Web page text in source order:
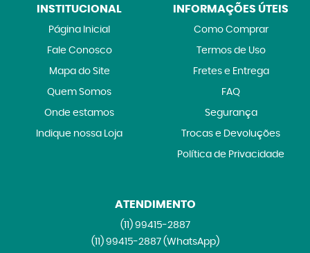
INSTITUCIONAL
Página Inicial
Fale Conosco
Mapa do Site
Quem Somos
Onde estamos
Indique nossa Loja
INFORMAÇÕES ÚTEIS
Como Comprar
Termos de Uso
Fretes e Entrega
FAQ
Segurança
Trocas e Devoluções
Política de Privacidade
ATENDIMENTO
(11)99415-2887
(11)99415-2887 (WhatsApp)